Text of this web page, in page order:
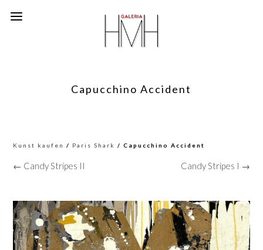
Capucchino Accident
Kunst kaufen / Paris Shark / Capucchino Accident
← Candy Stripes II Candy Stripes I →